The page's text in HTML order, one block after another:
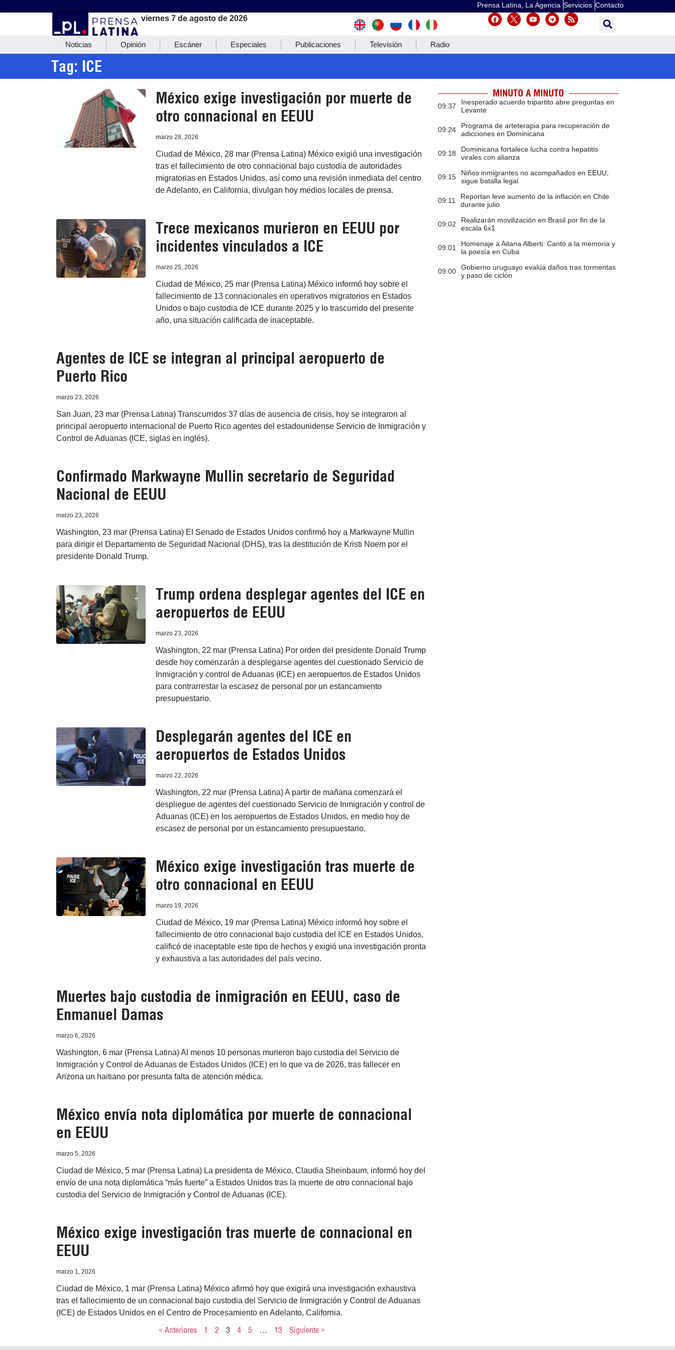
Prensa Latina, La Agencia Servicios Contacto
viernes 7 de agosto de 2026
Noticias Opinión Escáner Especiales Publicaciones Televisión Radio
Tag: ICE
México exige investigación por muerte de
otro connacional en EEUU
marzo 28, 2026
Ciudad de México, 28 mar (Prensa Latina) México exigió una investigación
tras el fallecimiento de otro connacional bajo custodia de autoridades
migratorias en Estados Unidos, así como una revisión inmediata del centro
de Adelanto, en California, divulgan hoy medios locales de prensa.
Trece mexicanos murieron en EEUU por
incidentes vinculados a ICE
marzo 25, 2026
Ciudad de México, 25 mar (Prensa Latina) México informó hoy sobre el
fallecimiento de 13 connacionales en operativos migratorios en Estados
Unidos o bajo custodia de ICE durante 2025 y lo trascurrido del presente
año, una situación calificada de inaceptable.
Agentes de ICE se integran al principal aeropuerto de
Puerto Rico
marzo 23, 2026
San Juan, 23 mar (Prensa Latina) Transcurridos 37 días de ausencia de crisis, hoy se integraron al
principal aeropuerto internacional de Puerto Rico agentes del estadounidense Servicio de Inmigración y
Control de Aduanas (ICE, siglas en inglés).
Confirmado Markwayne Mullin secretario de Seguridad
Nacional de EEUU
marzo 23, 2026
Washington, 23 mar (Prensa Latina) El Senado de Estados Unidos confirmó hoy a Markwayne Mullin
para dirigir el Departamento de Seguridad Nacional (DHS), tras la destitución de Kristi Noem por el
presidente Donald Trump.
Trump ordena desplegar agentes del ICE en
aeropuertos de EEUU
marzo 23, 2026
Washington, 22 mar (Prensa Latina) Por orden del presidente Donald Trump
desde hoy comenzarán a desplegarse agentes del cuestionado Servicio de
Inmigración y control de Aduanas (ICE) en aeropuertos de Estados Unidos
para contrarrestar la escasez de personal por un estancamiento
presupuestario.
Desplegarán agentes del ICE en
aeropuertos de Estados Unidos
marzo 22, 2026
Washington, 22 mar (Prensa Latina) A partir de mañana comenzará el
despliegue de agentes del cuestionado Servicio de Inmigración y control de
Aduanas (ICE) en los aeropuertos de Estados Unidos, en medio hoy de
escasez de personal por un estancamiento presupuestario.
México exige investigación tras muerte de
otro connacional en EEUU
marzo 19, 2026
Ciudad de México, 19 mar (Prensa Latina) México informó hoy sobre el
fallecimiento de otro connacional bajo custodia del ICE en Estados Unidos,
calificó de inaceptable este tipo de hechos y exigió una investigación pronta
y exhaustiva a las autoridades del país vecino.
Muertes bajo custodia de inmigración en EEUU, caso de
Enmanuel Damas
marzo 6, 2026
Washington, 6 mar (Prensa Latina) Al menos 10 personas murieron bajo custodia del Servicio de
Inmigración y Control de Aduanas de Estados Unidos (ICE) en lo que va de 2026, tras fallecer en
Arizona un haitiano por presunta falta de atención médica.
México envía nota diplomática por muerte de connacional
en EEUU
marzo 5, 2026
Ciudad de México, 5 mar (Prensa Latina) La presidenta de México, Claudia Sheinbaum, informó hoy del
envío de una nota diplomática “más fuerte” a Estados Unidos tras la muerte de otro connacional bajo
custodia del Servicio de Inmigración y Control de Aduanas (ICE).
México exige investigación tras muerte de connacional en
EEUU
marzo 1, 2026
Ciudad de México, 1 mar (Prensa Latina) México afirmó hoy que exigirá una investigación exhaustiva
tras el fallecimiento de un connacional bajo custodia del Servicio de Inmigración y Control de Aduanas
(ICE) de Estados Unidos en el Centro de Procesamiento en Adelanto, California.
« Anteriores 1 2 3 4 5 … 13 Siguiente »
MINUTO A MINUTO
09:37
Inesperado acuerdo tripartito abre preguntas en
Levante
09:24
Programa de arteterapia para recuperación de
adicciones en Dominicana
09:18
Dominicana fortalece lucha contra hepatitis
virales con alianza
09:15
Niños inmigrantes no acompañados en EEUU,
sigue batalla legal
09:11
Reportan leve aumento de la inflación en Chile
durante julio
09:02
Realizarán movilización en Brasil por fin de la
escala 6x1
09:01
Homenaje a Aitana Alberti: Canto a la memoria y
la poesía en Cuba
09:00
Gobierno uruguayo evalúa daños tras tormentas
y paso de ciclón